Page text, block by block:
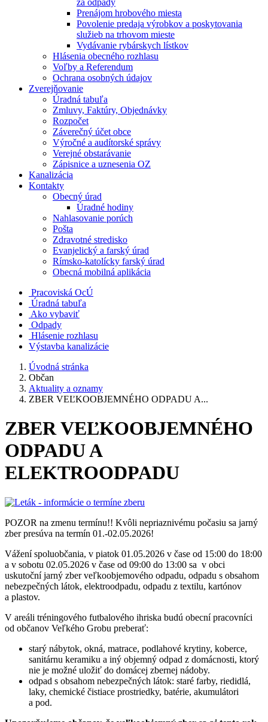
za odpady
Prenájom hrobového miesta
Povolenie predaja výrobkov a poskytovania
služieb na trhovom mieste
Vydávanie rybárskych lístkov
Hlásenia obecného rozhlasu
Voľby a Referendum
Ochrana osobných údajov
Zverejňovanie
Úradná tabuľa
Zmluvy, Faktúry, Objednávky
Rozpočet
Záverečný účet obce
Výročné a audítorské správy
Verejné obstarávanie
Zápisnice a uznesenia OZ
Kanalizácia
Kontakty
Obecný úrad
Úradné hodiny
Nahlasovanie porúch
Pošta
Zdravotné stredisko
Evanjelický a farský úrad
Rímsko-katolícky farský úrad
Obecná mobilná aplikácia
Pracoviská OcÚ
Úradná tabuľa
Ako vybaviť
Odpady
Hlásenie rozhlasu
Výstavba kanalizácie
Úvodná stránka
Občan
Aktuality a oznamy
ZBER VEĽKOOBJEMNÉHO ODPADU A...
ZBER VEĽKOOBJEMNÉHO
ODPADU A
ELEKTROODPADU
POZOR na zmenu termínu!! Kvôli nepriaznivému počasiu sa jarný
zber presúva na termín 01.-02.05.2026!
Vážení spoluobčania, v piatok 01.05.2026 v čase od 15:00 do 18:00
a v sobotu 02.05.2026 v čase od 09:00 do 13:00 sa v obci
uskutoční jarný zber veľkoobjemového odpadu, odpadu s obsahom
nebezpečných látok, elektroodpadu, odpadu z textilu, kartónov
a plastov.
V areáli tréningového futbalového ihriska budú obecní pracovníci
od občanov Veľkého Grobu preberať:
starý nábytok, okná, matrace, podlahové krytiny, koberce,
sanitárnu keramiku a iný objemný odpad z domácnosti, ktorý
nie je možné uložiť do domácej zbernej nádoby.
odpad s obsahom nebezpečných látok: staré farby, riedidlá,
laky, chemické čistiace prostriedky, batérie, akumulátori
a pod.